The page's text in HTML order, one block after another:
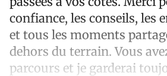
confiance, les conseils, les
et tous les moments
dehors du terrain. Vous
parcours et je garderai